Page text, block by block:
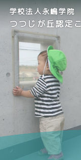
学校法人永嶋学院
つつじが丘認定